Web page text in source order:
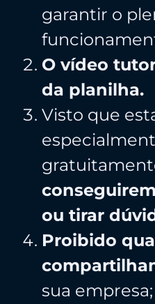
garantir o
O vídeo
da planilha.
Visto que
ou tirar
Proibido
sua empresa;